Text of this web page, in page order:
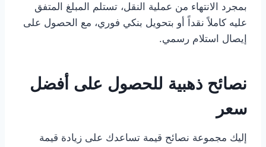
بمجرد الانتهاء من عملية النقل، تستلم المبلغ المتفق
عليه كاملاً نقداً أو بتحويل بنكي فوري، مع الحصول على
إيصال استلام رسمي.
نصائح ذهبية للحصول على أفضل
سعر
إليك مجموعة نصائح قيمة تساعدك على زيادة قيمة